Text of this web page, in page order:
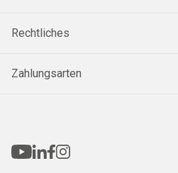
Rechtliches
Zahlungsarten